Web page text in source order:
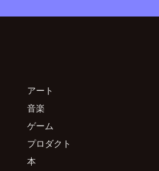
アート
音楽
ゲーム
プロダクト
本